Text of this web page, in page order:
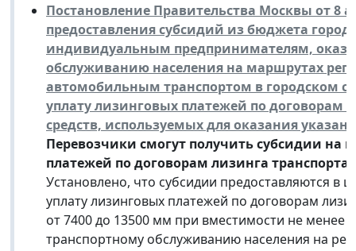
Постановление Правительства Москвы от 8
предоставления субсидий из бюджета
индивидуальным предпринимателям,
обслуживанию населения на маршрутах
автомобильным транспортом в городском
уплату лизинговых платежей по договорам
средств, используемых для оказания
Перевозчики смогут получить субсидии на
платежей по договорам лизинга транспорта.
Установлено, что субсидии предоставляются в
уплату лизинговых платежей по договорам
от 7400 до 13500 мм при вместимости не менее
транспортному обслуживанию населения на